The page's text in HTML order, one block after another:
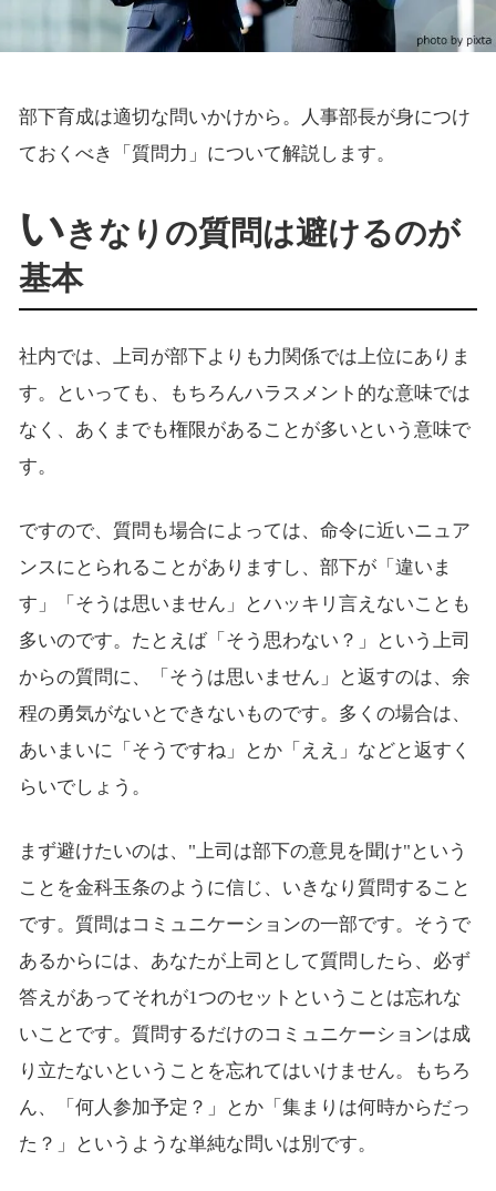
部下育成は適切な問いかけから。人事部長が身につけ
ておくべき「質問力」について解説します。
いきなりの質問は避けるのが
基本
社内では、上司が部下よりも力関係では上位にありま
す。といっても、もちろんハラスメント的な意味では
なく、あくまでも権限があることが多いという意味で
す。
ですので、質問も場合によっては、命令に近いニュア
ンスにとられることがありますし、部下が「違いま
す」「そうは思いません」とハッキリ言えないことも
多いのです。たとえば「そう思わない？」という上司
からの質問に、「そうは思いません」と返すのは、余
程の勇気がないとできないものです。多くの場合は、
あいまいに「そうですね」とか「ええ」などと返すく
らいでしょう。
まず避けたいのは、"上司は部下の意見を聞け"という
ことを金科玉条のように信じ、いきなり質問すること
です。質問はコミュニケーションの一部です。そうで
あるからには、あなたが上司として質問したら、必ず
答えがあってそれが1つのセットということは忘れな
いことです。質問するだけのコミュニケーションは成
り立たないということを忘れてはいけません。もちろ
ん、「何人参加予定？」とか「集まりは何時からだっ
た？」というような単純な問いは別です。